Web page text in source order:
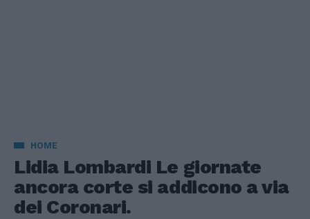
HOME
Lidia Lombardi Le giornate
ancora corte si addicono a via
dei Coronari.